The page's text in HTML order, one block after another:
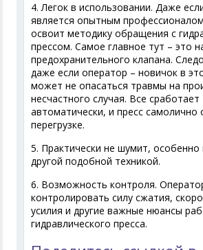
4. Легок в использовании. Даже
является опытным
освоит методику обращения с
прессом. Самое главное тут – это
предохранительного клапана.
даже если оператор – новичок в
может не опасаться травмы на
несчастного случая. Все сработает
автоматически, и пресс самолично
перегрузке.
5. Практически не шумит, особенно
другой подобной техникой.
6. Возможность контроля.
контролировать силу сжатия,
усилия и другие важные нюансы
гидравлического пресса.